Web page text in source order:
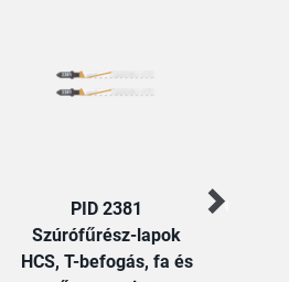
PID 2381
Szúrófűrész-lapok
HCS, T-befogás, fa és